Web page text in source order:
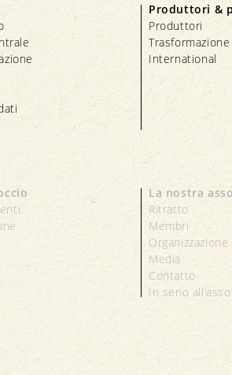
Produttori &
Produttori
International
La nostra
Ritratto
Membri
Organizzazione
Media
Contatto
In seno